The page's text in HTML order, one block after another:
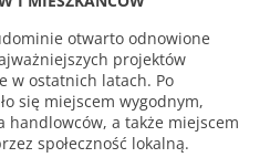
otwarto odnowione
projektów
w ostatnich latach. Po
się miejscem wygodnym,
handlowców, a także miejscem
społeczność lokalną.